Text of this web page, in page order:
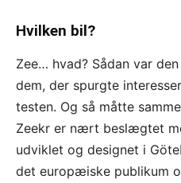
Hvilken bil?
Zee… hvad? Sådan var
dem, der spurgte
testen. Og så måtte
Zeekr er nært beslægtet
udviklet og designet i
det europæiske publikum